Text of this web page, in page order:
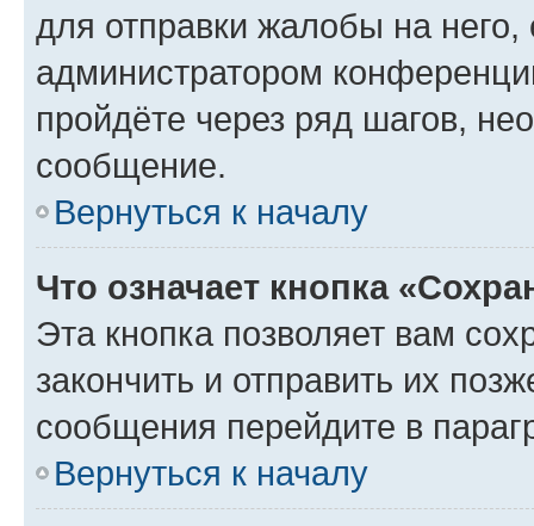
для отправки жалобы на
администратором
пройдёте через ряд шагов,
сообщение.
Вернуться к началу
Что означает кнопка
Эта кнопка позволяет вам
закончить и отправить их
сообщения перейдите в
Вернуться к началу